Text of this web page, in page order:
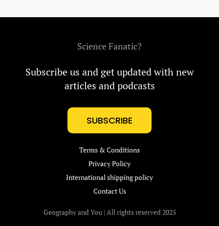
Science Fanatic?
Subscribe us and get updated with new
articles and podcasts
SUBSCRIBE
Terms & Conditions
Privacy Policy
International shipping policy
Contact Us
Geography and You | All rights reserved 2025